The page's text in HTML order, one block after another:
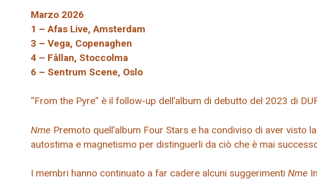
Marzo 2026
1 – Afas Live, Amsterdam
3 – Vega, Copenaghen
4 – Fållan, Stoccolma
6 – Sentrum Scene, Oslo
“From the Pyre” è il follow-up dell’album di debutto del 2023 di
Nme Premoto quell’album Four Stars e ha condiviso di aver visto
autostima e magnetismo per distinguerli da ciò che è mai
I membri hanno continuato a far cadere alcuni suggerimenti Nme